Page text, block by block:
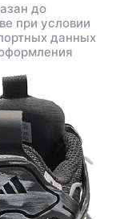
до
при условии
данных